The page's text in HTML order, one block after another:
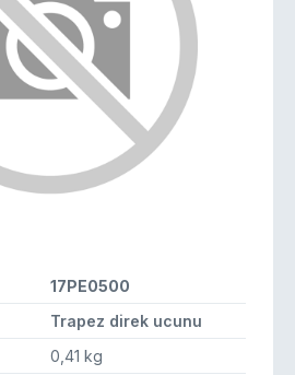
17PE0500
Trapez direk ucunu
0,41 kg